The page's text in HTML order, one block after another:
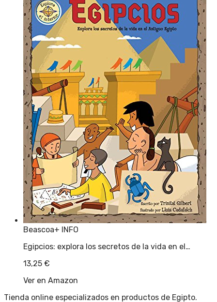
Beascoa+ INFO
Egipcios: explora los secretos de la vida en el…
13,25 €
Ver en Amazon
Tienda online especializados en productos de Egipto.